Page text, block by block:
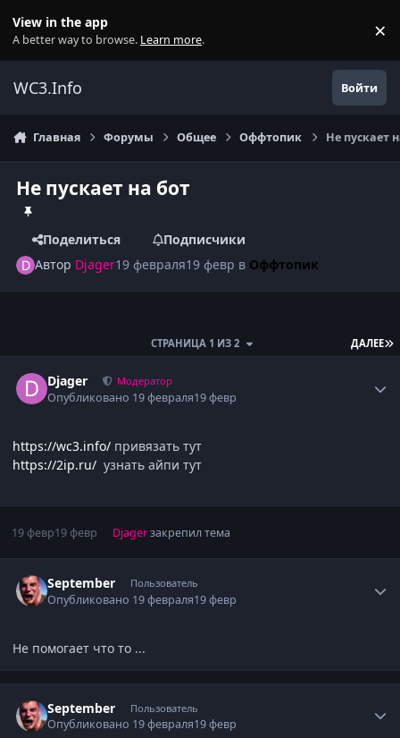
View in the app
A better way to browse. Learn more. ×
WC3.Info Войти
Главная Форумы Общее Оффтопик Не пускает
Не пускает на бот
Поделиться
Подписчики
Автор Djager19 февраля19 февр в Оффтопик
ДАЛЕЕ
СТРАНИЦА 1 ИЗ 2
Djager Модератор
Опубликовано 19 февраля19 февр
https://wc3.info/ привязать тут
https://2ip.ru/ узнать айпи тут
19 февр19 февр Djagerзакрепил тема
September Пользователь
Опубликовано 19 февраля19 февр
Не помогает что то ...
September Пользователь
Опубликовано 19 февраля19 февр